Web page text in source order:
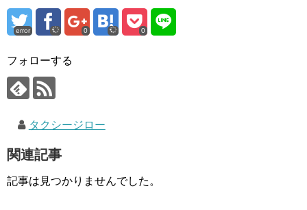
error 0 0
フォローする
タクシージロー
関連記事
記事は見つかりませんでした。